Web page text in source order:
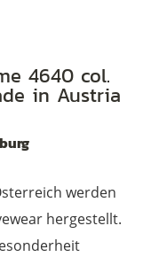
4640 col.
in Austria
werden
hergestellt.